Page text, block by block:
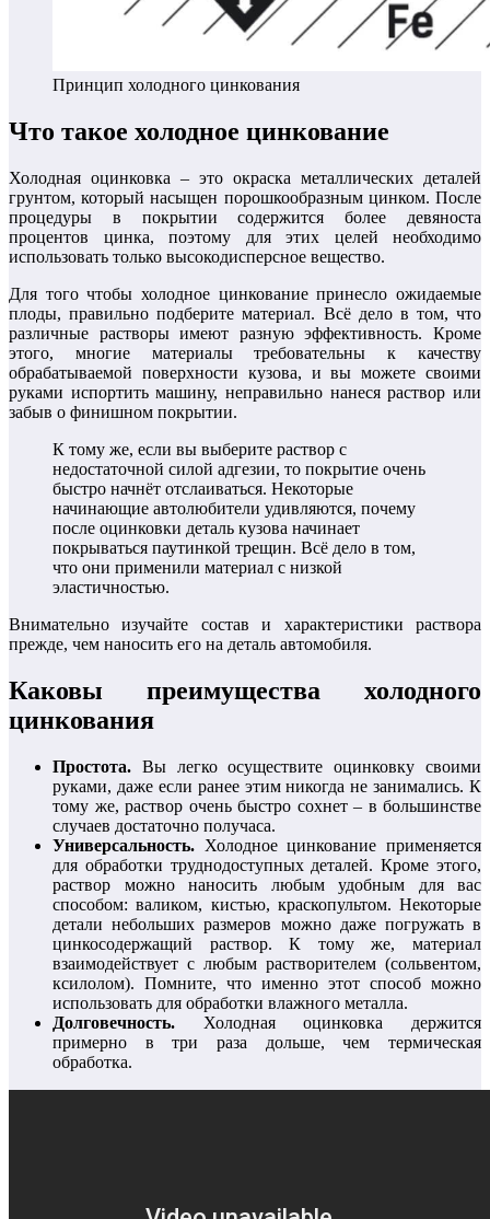
Принцип холодного цинкования
Что такое холодное цинкование
Холодная оцинковка – это окраска металлических деталей
грунтом, который насыщен порошкообразным цинком. После
процедуры в покрытии содержится более девяноста
процентов цинка, поэтому для этих целей необходимо
использовать только высокодисперсное вещество.
Для того чтобы холодное цинкование принесло ожидаемые
плоды, правильно подберите материал. Всё дело в том, что
различные растворы имеют разную эффективность. Кроме
этого, многие материалы требовательны к качеству
обрабатываемой поверхности кузова, и вы можете своими
руками испортить машину, неправильно нанеся раствор или
забыв о финишном покрытии.
К тому же, если вы выберите раствор с
недостаточной силой адгезии, то покрытие очень
быстро начнёт отслаиваться. Некоторые
начинающие автолюбители удивляются, почему
после оцинковки деталь кузова начинает
покрываться паутинкой трещин. Всё дело в том,
что они применили материал с низкой
эластичностью.
Внимательно изучайте состав и характеристики раствора
прежде, чем наносить его на деталь автомобиля.
Каковы преимущества холодного
цинкования
Простота. Вы легко осуществите оцинковку своими
руками, даже если ранее этим никогда не занимались. К
тому же, раствор очень быстро сохнет – в большинстве
случаев достаточно получаса.
Универсальность. Холодное цинкование применяется
для обработки труднодоступных деталей. Кроме этого,
раствор можно наносить любым удобным для вас
способом: валиком, кистью, краскопультом. Некоторые
детали небольших размеров можно даже погружать в
цинкосодержащий раствор. К тому же, материал
взаимодействует с любым растворителем (сольвентом,
ксилолом). Помните, что именно этот способ можно
использовать для обработки влажного металла.
Долговечность. Холодная оцинковка держится
примерно в три раза дольше, чем термическая
обработка.